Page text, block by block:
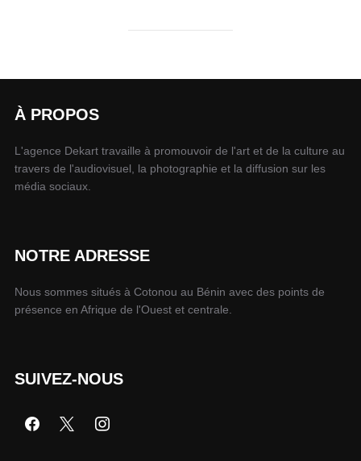
À PROPOS
L'agence Dekart travaille à promouvoir de l'art et de la culture au
travers de l'audiovisuel, la photographie et la diffusion sur les
média sociaux.
NOTRE ADRESSE
Nous sommes situés à Cotonou au Bénin avec des points de
présence en Afrique de l'Ouest et centrale.
SUIVEZ-NOUS